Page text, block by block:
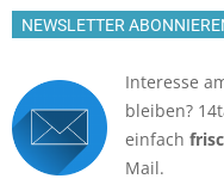
NEWSLETTER
Interesse
bleiben?
einfach
Mail.